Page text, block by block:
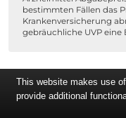
bestimmten Fällen das
Krankenversicherung
gebräuchliche UVP eine
This website makes use
provide additional